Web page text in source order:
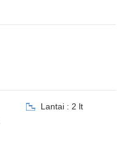
Lantai : 2 lt